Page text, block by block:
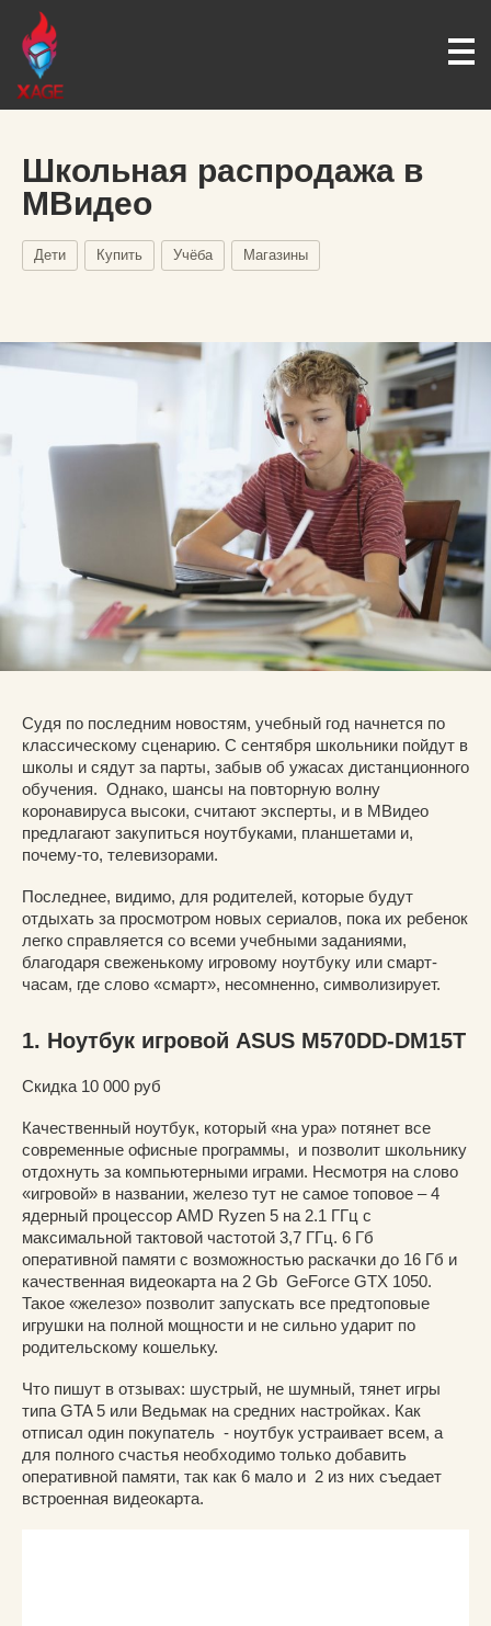
Школьная распродажа в
МВидео
Дети Купить Учёба Магазины
Судя по последним новостям, учебный год начнется по
классическому сценарию. С сентября школьники пойдут в
школы и сядут за парты, забыв об ужасах дистанционного
обучения. Однако, шансы на повторную волну
коронавируса высоки, считают эксперты, и в МВидео
предлагают закупиться ноутбуками, планшетами и,
почему-то, телевизорами.
Последнее, видимо, для родителей, которые будут
отдыхать за просмотром новых сериалов, пока их ребенок
легко справляется со всеми учебными заданиями,
благодаря свеженькому игровому ноутбуку или смарт-
часам, где слово «смарт», несомненно, символизирует.
1. Ноутбук игровой ASUS M570DD-DM15T
Скидка 10 000 руб
Качественный ноутбук, который «на ура» потянет все
современные офисные программы, и позволит школьнику
отдохнуть за компьютерными играми. Несмотря на слово
«игровой» в названии, железо тут не самое топовое – 4
ядерный процессор AMD Ryzen 5 на 2.1 ГГц c
максимальной тактовой частотой 3,7 ГГц. 6 Гб
оперативной памяти с возможностью раскачки до 16 Гб и
качественная видеокарта на 2 Gb GeForce GTX 1050.
Такое «железо» позволит запускать все предтоповые
игрушки на полной мощности и не сильно ударит по
родительскому кошельку.
Что пишут в отзывах: шустрый, не шумный, тянет игры
типа GTA 5 или Ведьмак на средних настройках. Как
отписал один покупатель - ноутбук устраивает всем, а
для полного счастья необходимо только добавить
оперативной памяти, так как 6 мало и 2 из них съедает
встроенная видеокарта.